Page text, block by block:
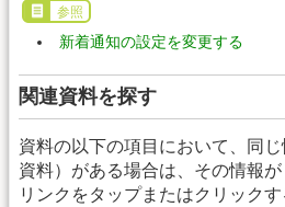
参照
新着通知の設定を変更する
関連資料を探す
資料の以下の項目において、同
資料）がある場合は、その情報が
リンクをタップまたはクリック